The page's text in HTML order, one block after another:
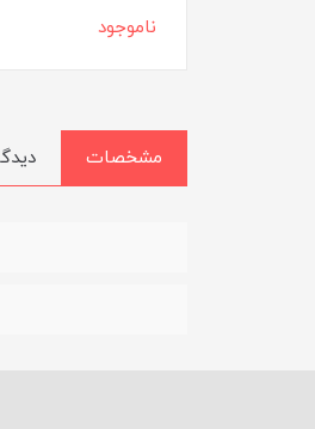
ناموجود
مشخصات